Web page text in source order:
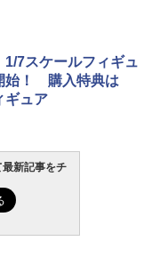
ーズ 1 ブラインドカプ
ローグー ソフビパペ
PVC
連ロングスペアマガジ
対応商品 ポスト投函
ット
ラーシャーシセット
TOMY) T-SPAR
マー ニューレジェンズ
ェーブ 可動フィギュア
S.H.フィギュアー
仮面ライダーBLACK
布製 塗装済み
バンダイ スピリッツ)
ルンジャ[カラーA] 色
ル
ム00 グラハム専用ユ
スタム 1/144スケール
デル
MARUI) No.25 コル
18歳以上エアーHOP
MARUI) ガスブロー
No.14 20式 5.56mm
ブローバック
ップコート 水性プレ
トスプレー 光沢 88ml
ールシリーズ No.123
(ゲートカット用) プラ
1/7スケールフィギュ
始！ 購入特典は
ギュア
新記事をチ